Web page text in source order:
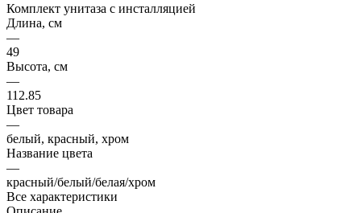
Комплект унитаза c инсталляцией
Длина, см
—
49
Высота, см
—
112.85
Цвет товара
—
белый, красный, хром
Название цвета
—
красный/белый/белая/хром
Все характеристики